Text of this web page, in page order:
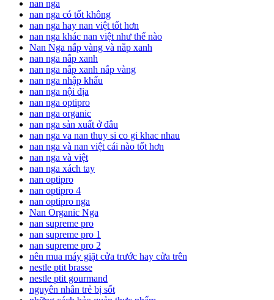
nan nga
nan nga có tốt không
nan nga hay nan việt tốt hơn
nan nga khác nan việt như thế nào
Nan Nga nắp vàng và nắp xanh
nan nga nắp xanh
nan nga nắp xanh nắp vàng
nan nga nhập khẩu
nan nga nội địa
nan nga optipro
nan nga organic
nan nga sản xuất ở đâu
nan nga va nan thuy si co gi khac nhau
nan nga và nan việt cái nào tốt hơn
nan nga và việt
nan nga xách tay
nan optipro
nan optipro 4
nan optipro nga
Nan Organic Nga
nan supreme pro
nan supreme pro 1
nan supreme pro 2
nên mua máy giặt cửa trước hay cửa trên
nestle ptit brasse
nestle ptit gourmand
nguyên nhân trẻ bị sốt